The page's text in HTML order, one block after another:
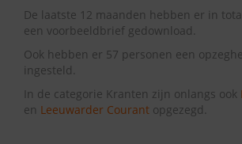
De laatste 12 maanden hebben er in
een voorbeeldbrief gedownload.
Ook hebben er 57 personen een
ingesteld.
In de categorie Kranten zijn onlangs ook
en Leeuwarder Courant opgezegd.